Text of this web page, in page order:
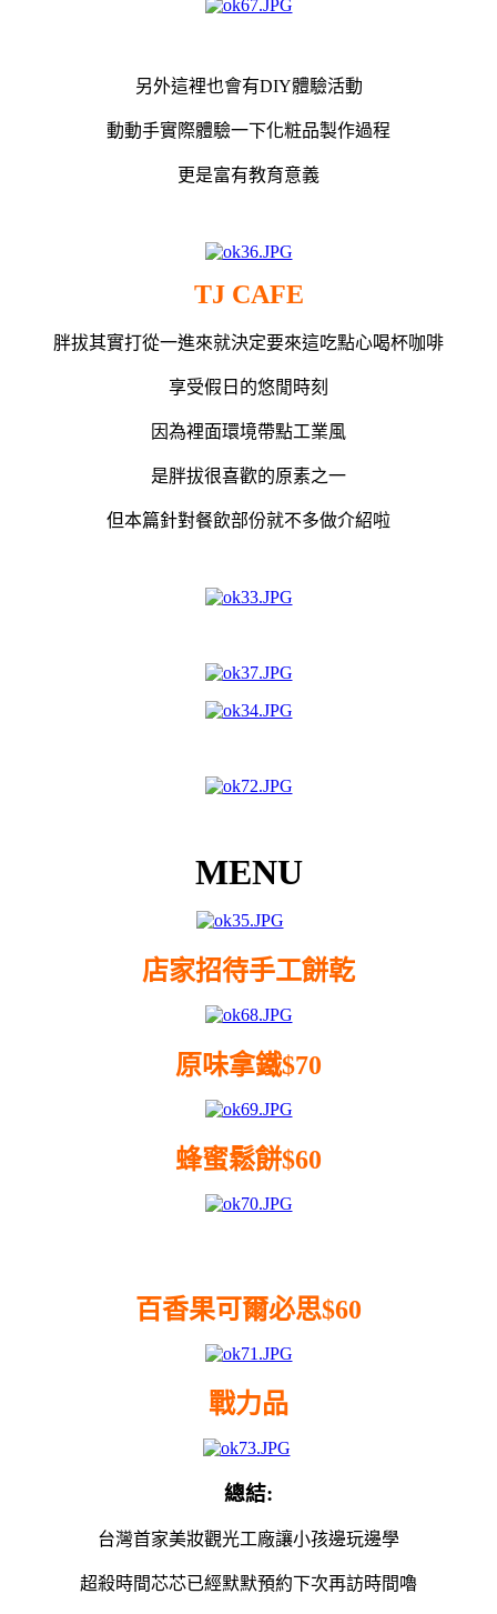
另外這裡也會有DIY體驗活動
動動手實際體驗一下化粧品製作過程
更是富有教育意義
TJ CAFE
胖拔其實打從一進來就決定要來這吃點心喝杯咖啡
享受假日的悠閒時刻
因為裡面環境帶點工業風
是胖拔很喜歡的原素之一
但本篇針對餐飲部份就不多做介紹啦
MENU
店家招待手工餅乾
原味拿鐵$70
蜂蜜鬆餅$60
百香果可爾必思$60
戰力品
總結:
台灣首家美妝觀光工廠讓小孩邊玩邊學
超殺時間芯芯已經默默預約下次再訪時間嚕